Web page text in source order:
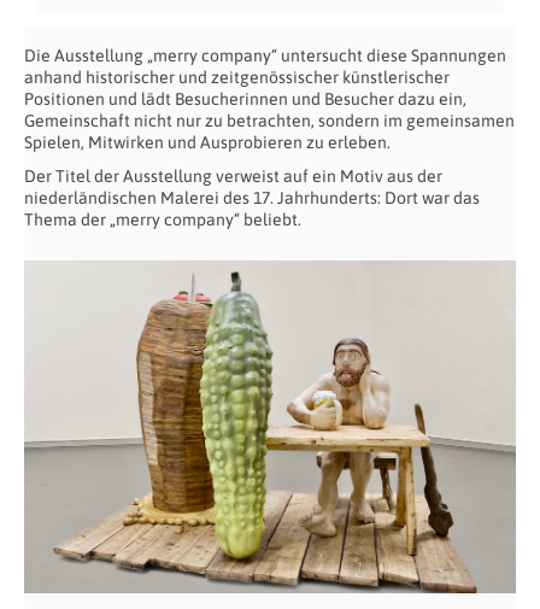
Die Ausstellung „merry company“ untersucht diese Spannungen
anhand historischer und zeitgenössischer künstlerischer
Positionen und lädt Besucherinnen und Besucher dazu ein,
Gemeinschaft nicht nur zu betrachten, sondern im gemeinsamen
Spielen, Mitwirken und Ausprobieren zu erleben.
Der Titel der Ausstellung verweist auf ein Motiv aus der
niederländischen Malerei des 17. Jahrhunderts: Dort war das
Thema der „merry company“ beliebt.